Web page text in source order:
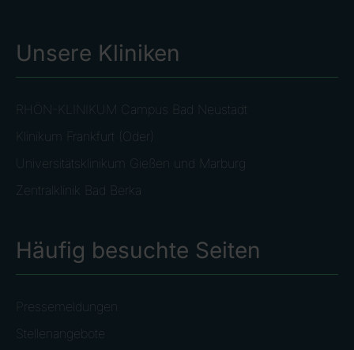
Unsere Kliniken
RHÖN-KLINIKUM Campus Bad Neustadt
Klinikum Frankfurt (Oder)
Universitätsklinikum Gießen und Marburg
Zentralklinik Bad Berka
Häufig besuchte Seiten
Pressemeldungen
Stellenangebote